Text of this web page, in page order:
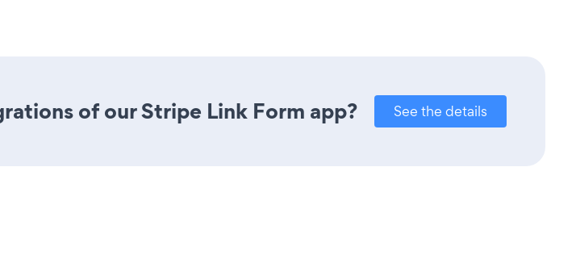
of our Stripe Link Form app? See the details